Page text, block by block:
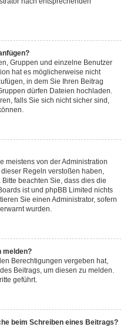
Gruppen und einzelne Benutzer
hat es möglicherweise nicht
in dem Sie Ihren Beitrag
dürfen Dateien hochladen.
falls Sie sich nicht sicher sind,
meistens von der Administration
Regeln verstoßen haben,
beachten Sie, dass dies die
ist und phpBB Limited nichts
Sie einen Administrator, sofern
wurden.
melden?
Berechtigungen vergeben hat,
Beitrags, um diesen zu melden.
geführt.
beim Schreiben eines Beitrags?